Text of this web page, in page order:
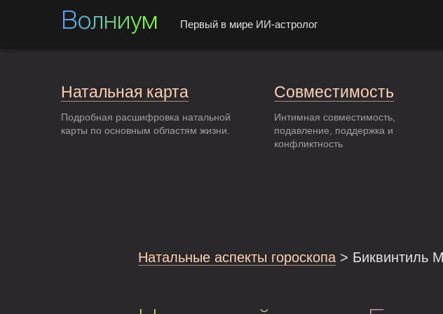
Волниум Первый в мире ИИ-астролог
Натальная карта
Подробная расшифровка натальной
карты по основным областям жизни.
Совместимость
Интимная совместимость,
подавление, поддержка и
конфликтность
Натальные аспекты гороскопа > Биквинтиль